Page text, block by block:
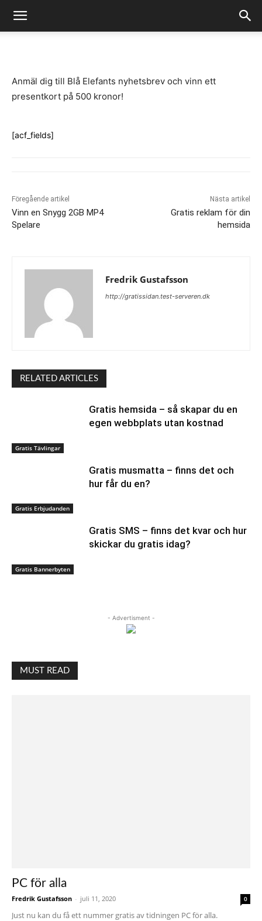
Anmäl dig till Blå Elefants nyhetsbrev och vinn ett
presentkort på 500 kronor!
[acf_fields]
Föregående artikel
Vinn en Snygg 2GB MP4
Spelare
Nästa artikel
Gratis reklam för din
hemsida
Fredrik Gustafsson
http://gratissidan.test-serveren.dk
RELATED ARTICLES
Gratis Tävlingar
Gratis hemsida – så skapar du en
egen webbplats utan kostnad
Gratis Erbjudanden
Gratis musmatta – finns det och
hur får du en?
Gratis Bannerbyten
Gratis SMS – finns det kvar och hur
skickar du gratis idag?
- Advertisment -
MUST READ
PC för alla
Fredrik Gustafsson - juli 11, 2020 0
Just nu kan du få ett nummer gratis av tidningen PC för alla.